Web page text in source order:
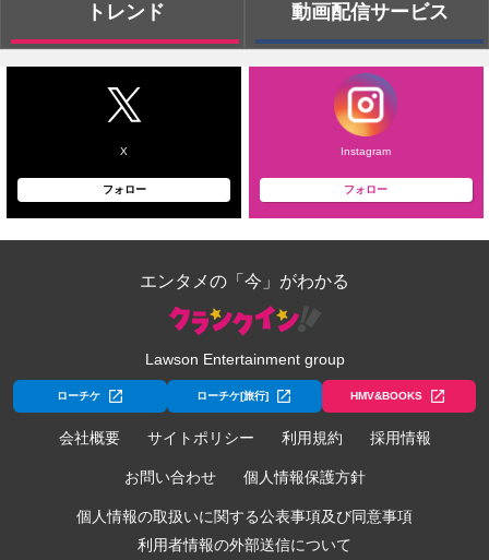
トレンド 動画配信サービス
X
フォロー
Instagram
フォロー
エンタメの「今」がわかる
Lawson Entertainment group
ローチケ ローチケ[旅行] HMV&BOOKS
会社概要 サイトポリシー 利用規約 採用情報
お問い合わせ 個人情報保護方針
個人情報の取扱いに関する公表事項及び同意事項
利用者情報の外部送信について